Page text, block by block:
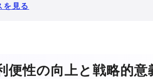
を見る
便性の向上と戦略的意